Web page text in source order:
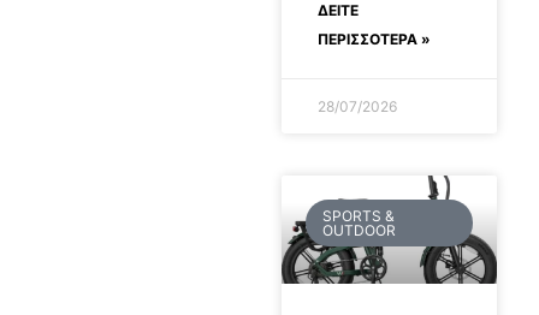
ΔΕΊΤΕ
ΠΕΡΙΣΣΟΤΕΡΑ »
28/07/2026
SPORTS &
OUTDOOR